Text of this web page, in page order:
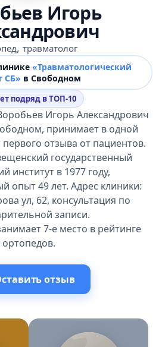
Игорь
, травматолог
«Травматологический
СБ» в Свободном
подряд в ТОП-10
Игорь Александрович
принимает в одной
отзыва от пациентов.
государственный
институт в 1977 году,
опыт 49 лет. Адрес клиники:
ул, 62, консультация по
записи.
7-е место в рейтинге
ортопедов.
отзыв